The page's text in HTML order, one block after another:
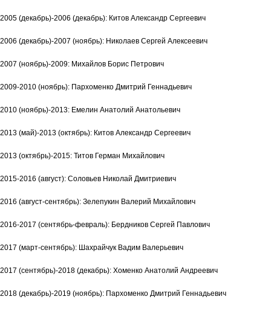
2005 (декабрь)-2006 (декабрь): Китов Александр Сергеевич
2006 (декабрь)-2007 (ноябрь): Николаев Сергей Алексеевич
2007 (ноябрь)-2009: Михайлов Борис Петрович
2009-2010 (ноябрь): Пархоменко Дмитрий Геннадьевич
2010 (ноябрь)-2013: Емелин Анатолий Анатольевич
2013 (май)-2013 (октябрь): Китов Александр Сергеевич
2013 (октябрь)-2015: Титов Герман Михайлович
2015-2016 (август): Соловьев Николай Дмитриевич
2016 (август-сентябрь): Зелепукин Валерий Михайлович
2016-2017 (сентябрь-февраль): Бердников Сергей Павлович
2017 (март-сентябрь): Шахрайчук Вадим Валерьевич
2017 (сентябрь)-2018 (декабрь): Хоменко Анатолий Андреевич
2018 (декабрь)-2019 (ноябрь): Пархоменко Дмитрий Геннадьевич